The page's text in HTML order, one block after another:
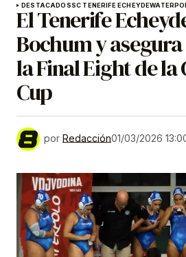
DESTACADOSSC TENERIFE ECHEYDE
El Tenerife
Bochum y
la Final Eight de la
Cup
por Redacción01/03/2026